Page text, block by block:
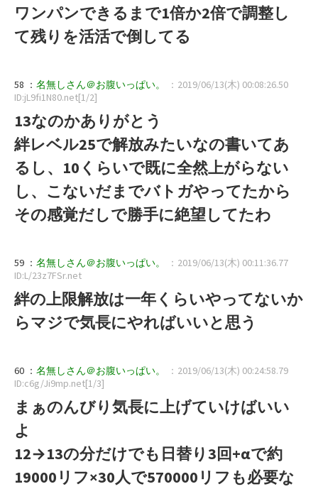
ワンパンできるまで1倍か2倍で調整し
て残りを活活で倒してる
58 ： 名無しさん＠お腹いっぱい。
：2019/06/13(木) 00:08:26.50
ID:jL9fi1N80.net[1/2]
13なのかありがとう
絆レベル25で解放みたいなの書いてあ
るし、10くらいで既に全然上がらない
し、こないだまでバトガやってたから
その感覚だしで勝手に絶望してたわ
59 ： 名無しさん＠お腹いっぱい。
：2019/06/13(木) 00:11:36.77
ID:L/23z7FSr.net
絆の上限解放は一年くらいやってないか
らマジで気長にやればいいと思う
60 ： 名無しさん＠お腹いっぱい。
：2019/06/13(木) 00:24:58.79
ID:c6g/Ji9mp.net[1/3]
まぁのんびり気長に上げていけばいい
よ
12→13の分だけでも日替り3回+αで約
19000リフ×30人で570000リフも必要な